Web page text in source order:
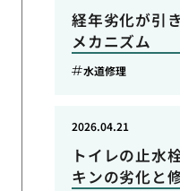
経年劣化が引
メカニズム
水道修理
トイレの止水
キンの劣化と
2026.04.21